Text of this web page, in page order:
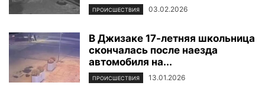
ПРОИСШЕСТВИЯ 03.02.2026
В Джизаке 17-летняя школьница
скончалась после наезда
автомобиля на...
ПРОИСШЕСТВИЯ 13.01.2026